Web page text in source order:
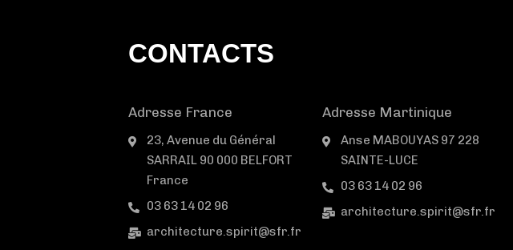
CONTACTS
Adresse France
23, Avenue du Général
SARRAIL 90 000 BELFORT
France
03 63 14 02 96
architecture.spirit@sfr.fr
Adresse Martinique
Anse MABOUYAS 97 228
SAINTE-LUCE
03 63 14 02 96
architecture.spirit@sfr.fr